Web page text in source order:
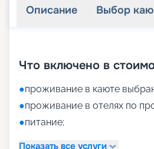
Описание Выбор
Что включено в
●проживание в каюте
●проживание в отелях по
●питание;
Показать все услуги